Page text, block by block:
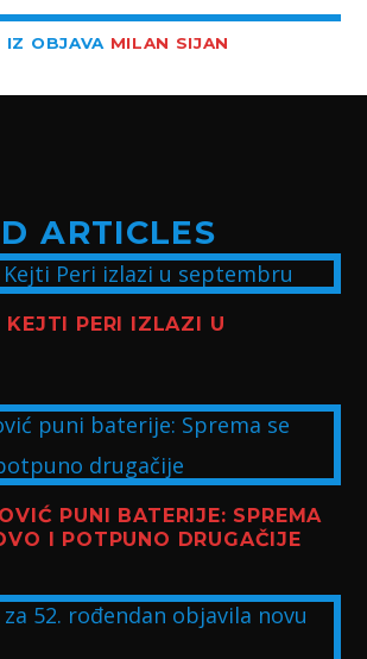
IZ OBJAVA MILAN SIJAN
ARTICLES
KEJTI PERI IZLAZI U
PUNI BATERIJE: SPREMA
I POTPUNO DRUGAČIJE